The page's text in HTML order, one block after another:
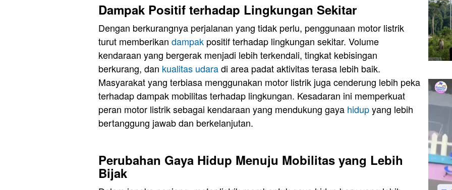
Dampak Positif terhadap Lingkungan Sekitar
Dengan berkurangnya perjalanan yang tidak perlu, penggunaan motor listrik
turut memberikan dampak positif terhadap lingkungan sekitar. Volume
kendaraan yang bergerak menjadi lebih terkendali, tingkat kebisingan
berkurang, dan kualitas udaradi area padat aktivitas terasa lebih baik.
Masyarakat yang terbiasa menggunakan motor listrik juga cenderung lebih peka
terhadap dampak mobilitas terhadap lingkungan. Kesadaran ini memperkuat
peran motor listrik sebagai kendaraan yang mendukung gaya hidupyang lebih
bertanggung jawab dan berkelanjutan.
Perubahan Gaya Hidup Menuju Mobilitas yang Lebih
Bijak